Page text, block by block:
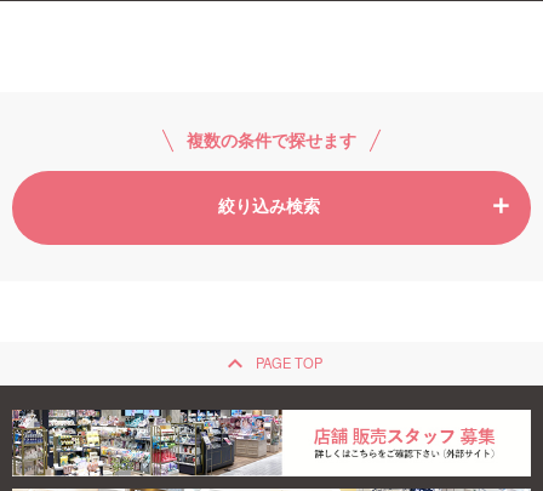
複数の条件で探せます
絞り込み検索
keyboard_arrow_up PAGE TOP